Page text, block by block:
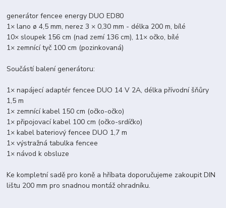
generátor fencee energy DUO ED80
1× lano ø 4,5 mm, nerez 3 × 0,30 mm - délka 200 m, bílé
10× sloupek 156 cm (nad zemí 136 cm), 11× očko, bílé
1× zemnící tyč 100 cm (pozinkovaná)
Součástí balení generátoru:
1× napájecí adaptér fencee DUO 14 V 2A, délka přívodní šňůry
1,5 m
1× zemnící kabel 150 cm (očko-očko)
1× připojovací kabel 100 cm (očko-srdíčko)
1× kabel bateriový fencee DUO 1,7 m
1× výstražná tabulka fencee
1× návod k obsluze
Ke kompletní sadě pro koně a hříbata doporučujeme zakoupit DIN
lištu 200 mm pro snadnou montáž ohradníku.